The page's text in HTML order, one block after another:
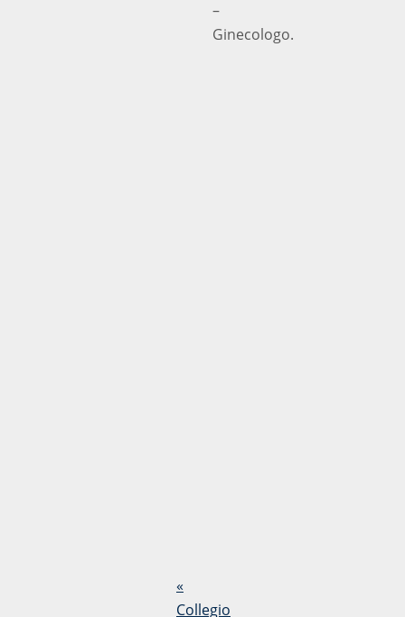
–
Ginecologo.
«
Collegio